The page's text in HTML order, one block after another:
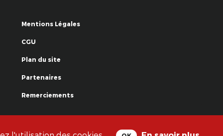
Mentions Légales
CGU
Plan du site
Partenaires
Remerciements